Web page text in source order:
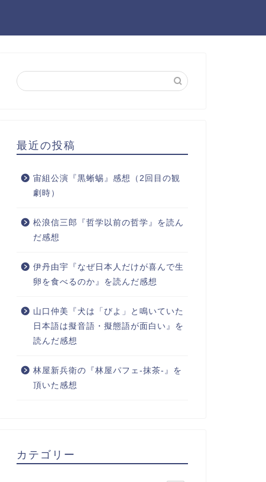
最近の投稿
宙組公演『黒蜥蜴』感想（2回目の観
劇時）
松浪信三郎『哲学以前の哲学』を読ん
だ感想
伊丹由宇『なぜ日本人だけが喜んで生
卵を食べるのか』を読んだ感想
山口仲美『犬は「びよ」と鳴いていた
日本語は擬音語・擬態語が面白い』を
読んだ感想
林屋新兵衛の『林屋パフェ-抹茶-』を
頂いた感想
カテゴリー